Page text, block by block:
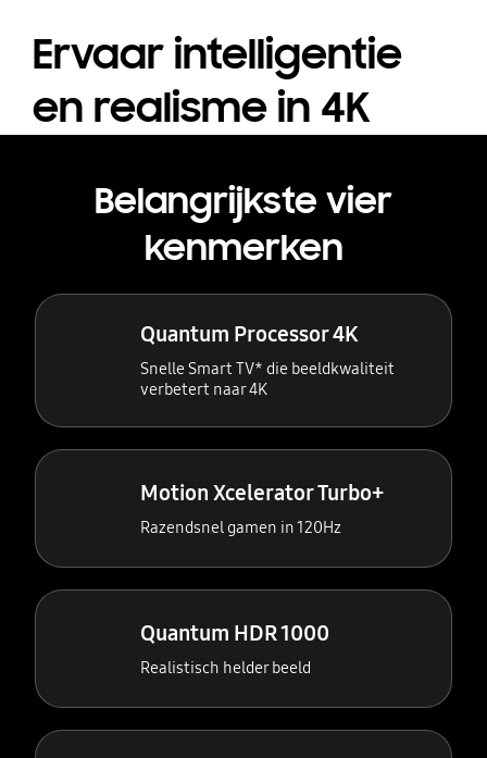
Ervaar intelligentie
en realisme in 4K
Belangrijkste vier
kenmerken
Quantum Processor 4K
Snelle Smart TV* die beeldkwaliteit
verbetert naar 4K
Motion Xcelerator Turbo+
Razendsnel gamen in 120Hz
Quantum HDR 1000
Realistisch helder beeld